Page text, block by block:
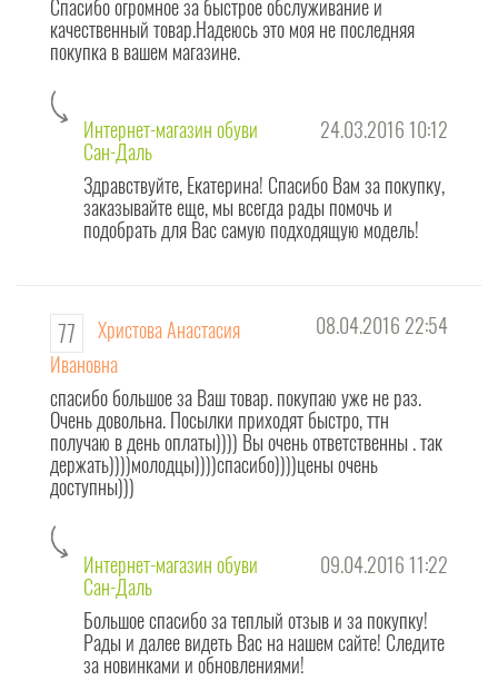
Спасибо огромное за быстрое обслуживание и
качественный товар.Надеюсь это моя не последняя
покупка в вашем магазине.
Интернет-магазин обуви
Сан-Даль
24.03.2016 10:12
Здравствуйте, Екатерина! Спасибо Вам за покупку,
заказывайте еще, мы всегда рады помочь и
подобрать для Вас самую подходящую модель!
77
Христова Анастасия
Ивановна
08.04.2016 22:54
спасибо большое за Ваш товар. покупаю уже не раз.
Очень довольна. Посылки приходят быстро, ттн
получаю в день оплаты)))) Вы очень ответственны . так
держать))))молодцы))))спасибо))))цены очень
доступны)))
Интернет-магазин обуви
Сан-Даль
09.04.2016 11:22
Большое спасибо за теплый отзыв и за покупку!
Рады и далее видеть Вас на нашем сайте! Следите
за новинками и обновлениями!